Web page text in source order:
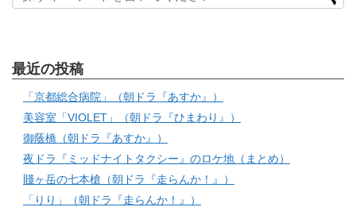
最近の投稿
「京都総合病院」（朝ドラ『あすか』）
美容室「VIOLET」（朝ドラ『ひまわり』）
御蔭橋（朝ドラ『あすか』）
夜ドラ『ミッドナイトタクシー』のロケ地（まとめ）
賤ヶ岳の七本槍（朝ドラ『走らんか！』）
「りり」（朝ドラ『走らんか！』）